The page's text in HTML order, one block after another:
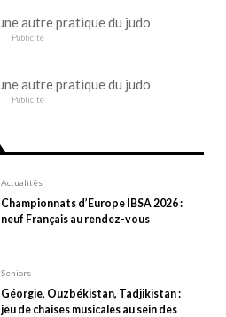
Publicité
Publicité
Actualités
Championnats d’Europe IBSA 2026 :
neuf Français au rendez-vous
Seniors
Géorgie, Ouzbékistan, Tadjikistan :
jeu de chaises musicales au sein des